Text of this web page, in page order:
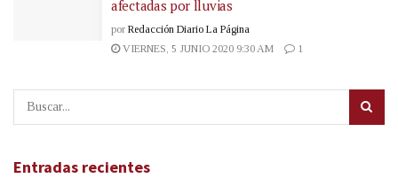
afectadas por lluvias
por Redacción Diario La Página
VIERNES, 5 JUNIO 2020 9:30 AM
1
Entradas recientes